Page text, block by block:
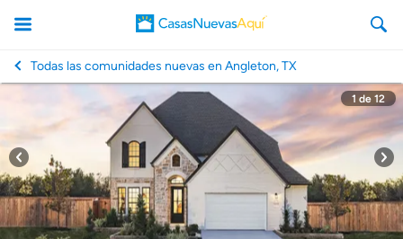
CasasNuevasAqui
Todas las comunidades nuevas en Angleton, TX
1 de 12